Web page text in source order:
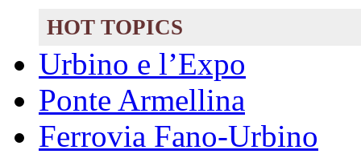
HOT TOPICS
Urbino e l’Expo
Ponte Armellina
Ferrovia Fano-Urbino